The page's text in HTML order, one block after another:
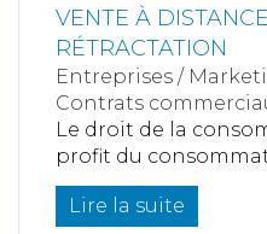
VENTE À
RÉTRACTATION
Entreprises /
Contrats
Le droit de la
profit du
Lire la suite